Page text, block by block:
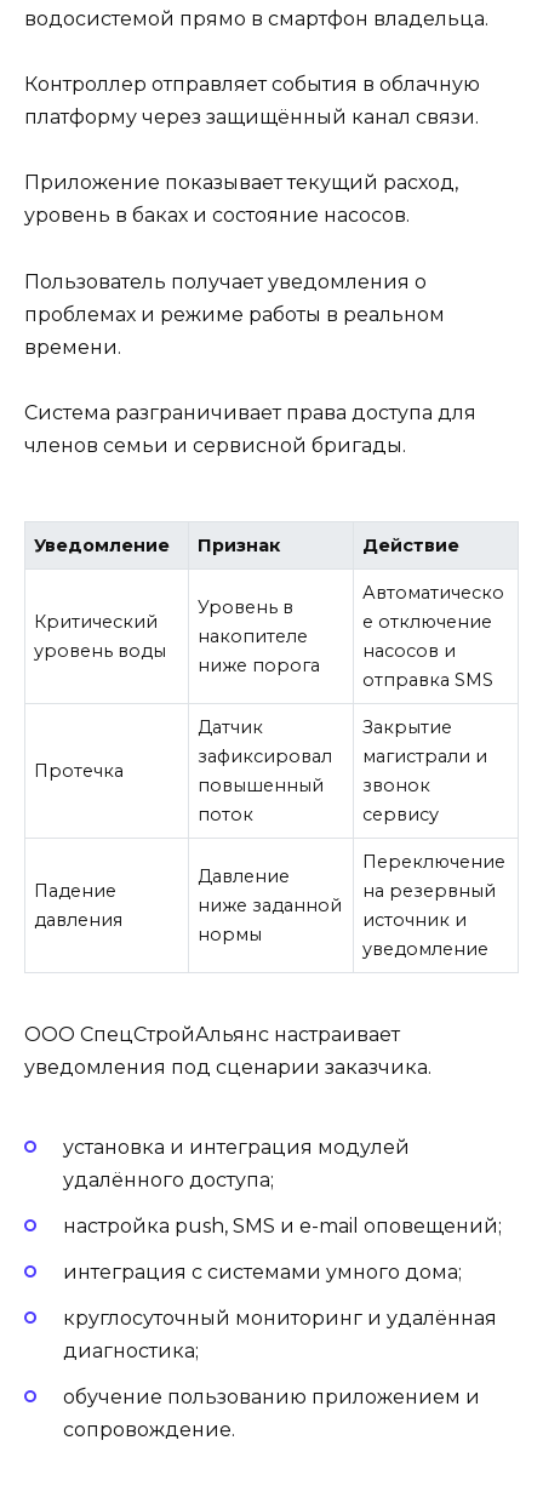
водосистемой прямо в смартфон владельца.
Контроллер отправляет события в облачную
платформу через защищённый канал связи.
Приложение показывает текущий расход,
уровень в баках и состояние насосов.
Пользователь получает уведомления о
проблемах и режиме работы в реальном
времени.
Система разграничивает права доступа для
членов семьи и сервисной бригады.
Уведомление Признак Действие
Критический
уровень воды
Уровень в
накопителе
ниже порога
Автоматическо
е отключение
насосов и
отправка SMS
Протечка
Датчик
зафиксировал
повышенный
поток
Закрытие
магистрали и
звонок
сервису
Падение
давления
Давление
ниже заданной
нормы
Переключение
на резервный
источник и
уведомление
ООО СпецСтройАльянс настраивает
уведомления под сценарии заказчика.
установка и интеграция модулей
удалённого доступа;
настройка push, SMS и e-mail оповещений;
интеграция с системами умного дома;
круглосуточный мониторинг и удалённая
диагностика;
обучение пользованию приложением и
сопровождение.